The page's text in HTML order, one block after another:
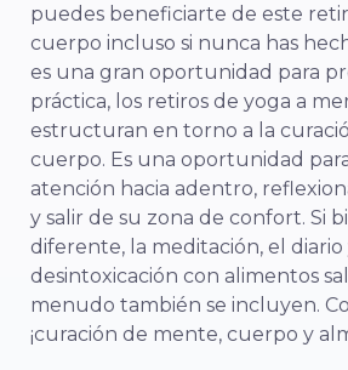
puedes beneficiarte de este
cuerpo incluso si nunca has
es una gran oportunidad para
práctica, los retiros de yoga a
estructuran en torno a la
cuerpo. Es una oportunidad
atención hacia adentro,
y salir de su zona de confort. Si
diferente, la meditación, el diario
desintoxicación con alimentos
menudo también se incluyen.
¡curación de mente, cuerpo y